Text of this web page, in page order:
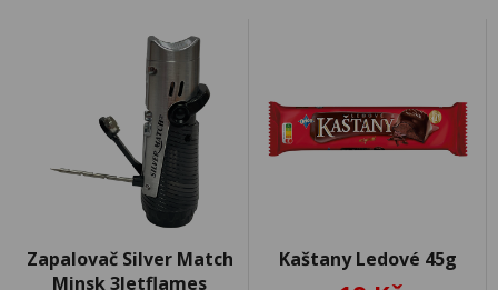
Zapalovač Silver Match
Minsk 3Jetflames
Kaštany Ledové 45g